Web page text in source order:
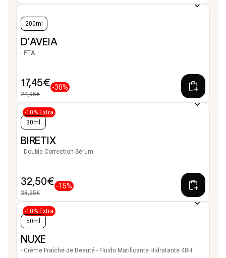
200ml
D'AVEIA
- PTA
17,45€
24,95€
-30%
-10% Extra
30ml
BIRETIX
- Double Correction Sérum
32,50€
38,25€
-15%
-10% Extra
50ml
NUXE
- Crème Fraîche de Beauté - Fluido Matificante Hidratante 48H